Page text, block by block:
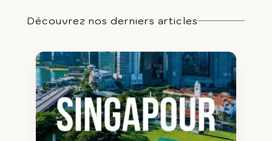
Découvrez nos derniers articles